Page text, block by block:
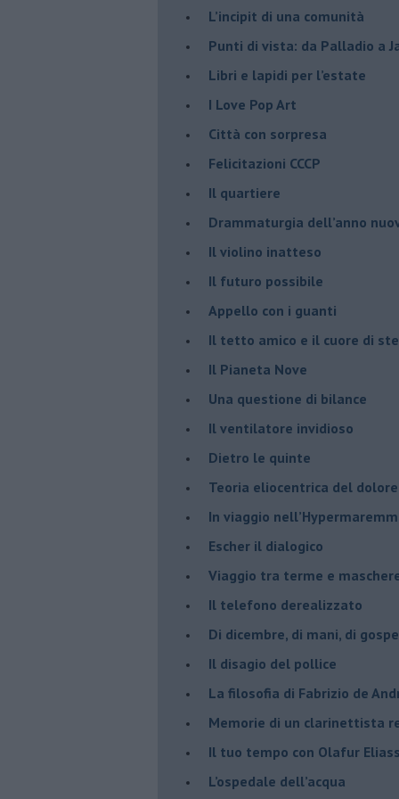
​L’incipit di una comunità
Punti di vista: da Palladio a
​Libri e lapidi per l’estate
​I Love Pop Art
Città con sorpresa
Felicitazioni CCCP
​Il quartiere
​Drammaturgia dell’anno
​Il violino inatteso
​Il futuro possibile
​Appello con i guanti
​Il tetto amico e il cuore di
​Il Pianeta Nove
​Una questione di bilance
​Il ventilatore invidioso
​Dietro le quinte
​Teoria eliocentrica del dolore
In viaggio
​Escher il dialogico
​Viaggio tra terme e
Il telefono derealizzato
​Di dicembre, di mani, di
​Il disagio del pollice
​La filosofia di Fabrizio de
Memorie di un clarinettista
​Il tuo tempo con Olafur
​L’ospedale dell’acqua